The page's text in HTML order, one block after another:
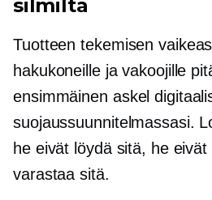
silmiltä
Tuotteen tekemisen
hakukoneille ja vakoojille
ensimmäinen askel
suojaussuunnitelmassasi.
he eivät löydä sitä, he
varastaa sitä.